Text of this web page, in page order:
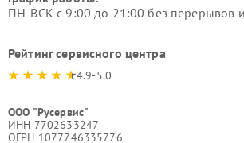
ПН-ВСК с 9:00 до 21:00 без перерывов
Рейтинг сервисного центра
4.9-5.0
ООО "Русервис"
ИНН 7702633247
ОГРН 1077746335776